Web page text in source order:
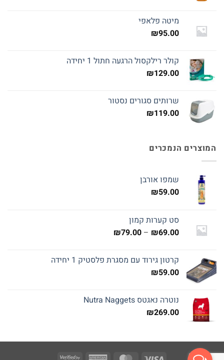
מיטה פלאפי
₪95.00
קולר רילקסול הרגעה חתול 1 יחידה
₪129.00
שרותים סגורים נסטור
₪119.00
המוצרים הנמכרים
שמפו אורבן
₪59.00
סט קערות קמון
₪69.00
–
₪79.00
עד
קרטון גירוד עם מסגרת פלסטיק 1 יחידה
₪59.00
נוטרה נאגטס Nutra Naggets
₪269.00